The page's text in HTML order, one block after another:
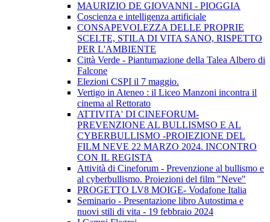
MAURIZIO DE GIOVANNI - PIOGGIA
Coscienza e intelligenza artificiale
CONSAPEVOLEZZA DELLE PROPRIE
SCELTE, STILA DI VITA SANO, RISPETTO
PER L'AMBIENTE
Città Verde - Piantumazione della Talea Albero di
Falcone
Elezioni CSPI il 7 maggio.
Vertigo in Ateneo : il Liceo Manzoni incontra il
cinema al Rettorato
ATTIVITA' DI CINEFORUM-
PREVENZIONE AL BULLISMSO E AL
CYBERBULLISMO -PROIEZIONE DEL
FILM NEVE 22 MARZO 2024. INCONTRO
CON IL REGISTA
Attività di Cineforum - Prevenzione al bullismo e
al cyberbullismo. Proiezioni del film "Neve"
PROGETTO LV8 MOIGE- Vodafone Italia
Seminario - Presentazione libro Autostima e
nuovi stili di vita - 19 febbraio 2024